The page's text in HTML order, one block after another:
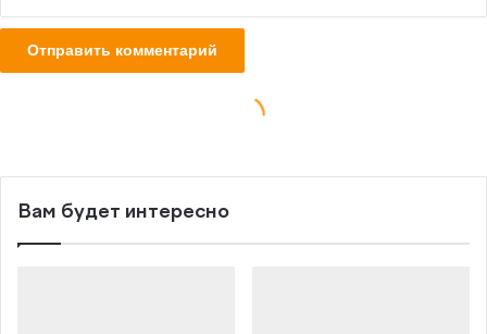
Вам будет интересно